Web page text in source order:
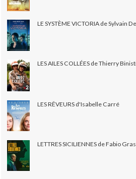
LE SYSTÈME VICTORIA de Sylvain
LES AILES COLLÉES de Thierry
LES RÊVEURS d'Isabelle Carré
LETTRES SICILIENNES de Fabio